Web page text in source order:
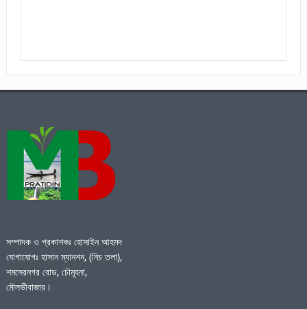
সম্পাদক ও প্রকাশকঃ হোসাইন আহমদ
যোগাযোগঃ হাসান ম্যানশন, (নিচ তলা),
শমসেরনগর রোড, চৌমূহনা,
মৌলভীবাজার।